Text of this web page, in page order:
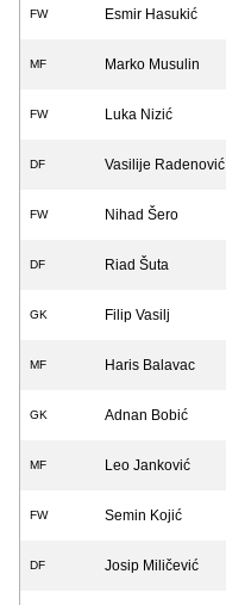
FW Esmir Hasukić
MF Marko Musulin
FW Luka Nizić
DF Vasilije Radenović
FW Nihad Šero
DF Riad Šuta
GK Filip Vasilj
MF Haris Balavac
GK Adnan Bobić
MF Leo Janković
FW Semin Kojić
DF Josip Miličević